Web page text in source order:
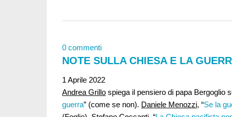
0 commenti
NOTE SULLA CHIESA E LA
1 Aprile 2022
Andrea Grillo spiega il pensiero di papa Bergoglio
guerra” (come se non). Daniele Menozzi, “Se la